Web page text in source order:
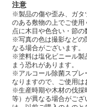
注意
※製品の傷や歪み、ガタ
のある敷物の上でご使
点に木目や色合い・節の
※写真の色は撮影などの
なる場合がございます。
※塗料は塩化ビニール製
まう恐れがあります。
※アルコール除菌スプレ
なりますので、ご使用は
※生産時期や木材の伐採
等）が異なる場合がご